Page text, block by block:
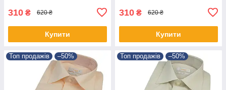
310 ₴ 620 ₴
Купити
310 ₴ 620 ₴
Купити
Топ продажів –50% Топ продажів –50%